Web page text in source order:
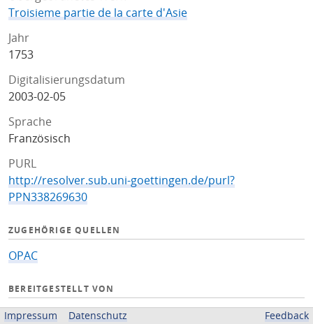
Troisieme partie de la carte d'Asie
Jahr
1753
Digitalisierungsdatum
2003-02-05
Sprache
Französisch
PURL
http://resolver.sub.uni-goettingen.de/purl?
PPN338269630
ZUGEHÖRIGE QUELLEN
OPAC
BEREITGESTELLT VON
Niedersächsische Staats- und Universitätsbibliothek
Impressum Datenschutz Feedback